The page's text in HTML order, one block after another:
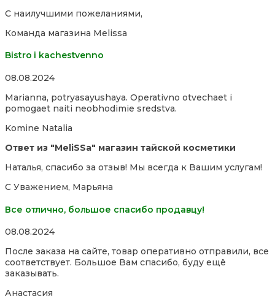
С наилучшими пожеланиями,
Команда магазина Melissa
Bistro i kachestvenno
Rated
out
of
08.08.2024
Marianna, potryasayushaya. Operativno otvechaet i
pomogaet naiti neobhodimie sredstva.
Komine Natalia
Ответ из "MeliSSa" магазин тайской косметики
Наталья, спасибо за отзыв! Мы всегда к Вашим услугам!
С Уважением, Марьяна
Все отлично, большое спасибо продавцу!
Rated
out
of
5
08.08.2024
После заказа на сайте, товар оперативно отправили, все
соответствует. Большое Вам спасибо, буду ещё
заказывать.
Анастасия